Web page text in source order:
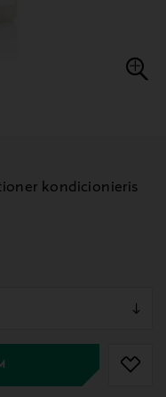
kondicionieris